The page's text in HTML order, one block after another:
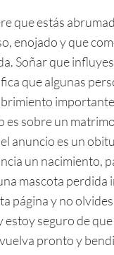
que estás
enojado y que
Soñar que
que algunas
es sobre un
anuncio es un
un nacimiento,
mascota
página y no
seguro de
pronto y